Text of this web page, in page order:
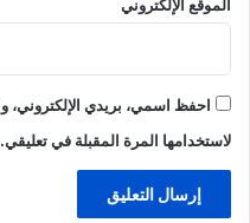
الموقع الإلكتروني
احفظ اسمي، بريدي الإلكتروني،
لاستخدامها المرة المقبلة في تعليقي.